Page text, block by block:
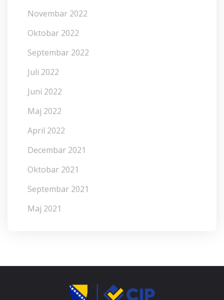
Novembar 2022
Oktobar 2022
Septembar 2022
Juli 2022
Juni 2022
Maj 2022
April 2022
Decembar 2021
Oktobar 2021
Septembar 2021
Maj 2021